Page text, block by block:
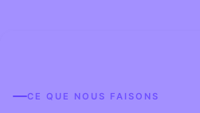
CE QUE NOUS FAISONS